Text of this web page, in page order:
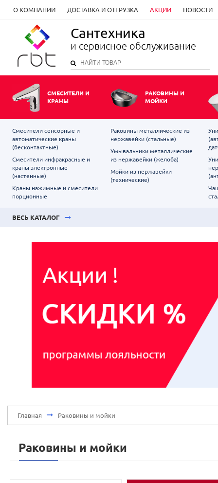
О КОМПАНИИ ДОСТАВКА И ОТГРУЗКА АКЦИИ НОВОСТИ
Сантехника
и сервисное обслуживание
СМЕСИТЕЛИ И
КРАНЫ
РАКОВИНЫ И
МОЙКИ
Смесители сенсорные и
автоматические краны
(бесконтактные)
Смесители инфракрасные и
краны электронные
(настенные)
Краны нажимные и смесители
порционные
Раковины металлические из
нержавейки (стальные)
Умывальники металлические
из нержавейки (желоба)
Мойки из нержавейки
(технические)
ВЕСЬ КАТАЛОГ
Главная Раковины и мойки
Раковины и мойки